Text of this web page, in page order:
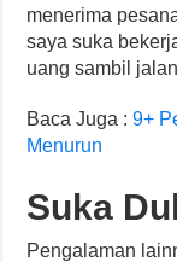
menerima
saya suka
uang sambil
Baca Juga :9+
Menurun
Suka
Pengalaman